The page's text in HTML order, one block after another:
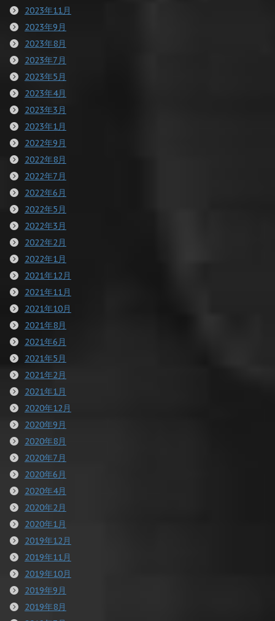
2023年11月
2023年9月
2023年8月
2023年7月
2023年5月
2023年4月
2023年3月
2023年1月
2022年9月
2022年8月
2022年7月
2022年6月
2022年5月
2022年3月
2022年2月
2022年1月
2021年12月
2021年11月
2021年10月
2021年8月
2021年6月
2021年5月
2021年2月
2021年1月
2020年12月
2020年9月
2020年8月
2020年7月
2020年6月
2020年4月
2020年2月
2020年1月
2019年12月
2019年11月
2019年10月
2019年9月
2019年8月